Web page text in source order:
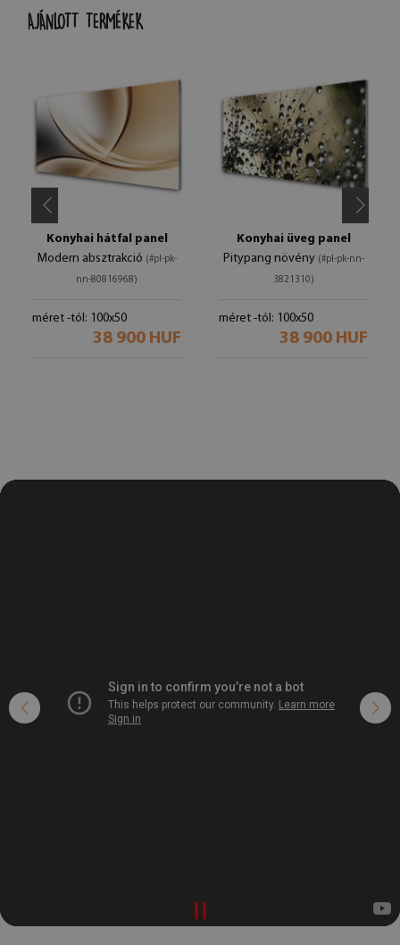
AJÁNLOTT TERMÉKEK
Konyhai hátfal panel
Modern absztrakció (#pl-pk-
nn-80816968)
méret -tól: 100x50
38 900 HUF
Konyhai üveg panel
Pitypang növény (#pl-pk-nn-
3821310)
méret -tól: 100x50
38 900 HUF